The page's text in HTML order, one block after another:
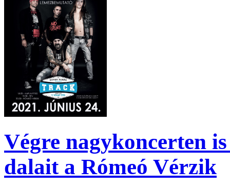
Végre nagykoncerten
dalait a Rómeó Vérzik